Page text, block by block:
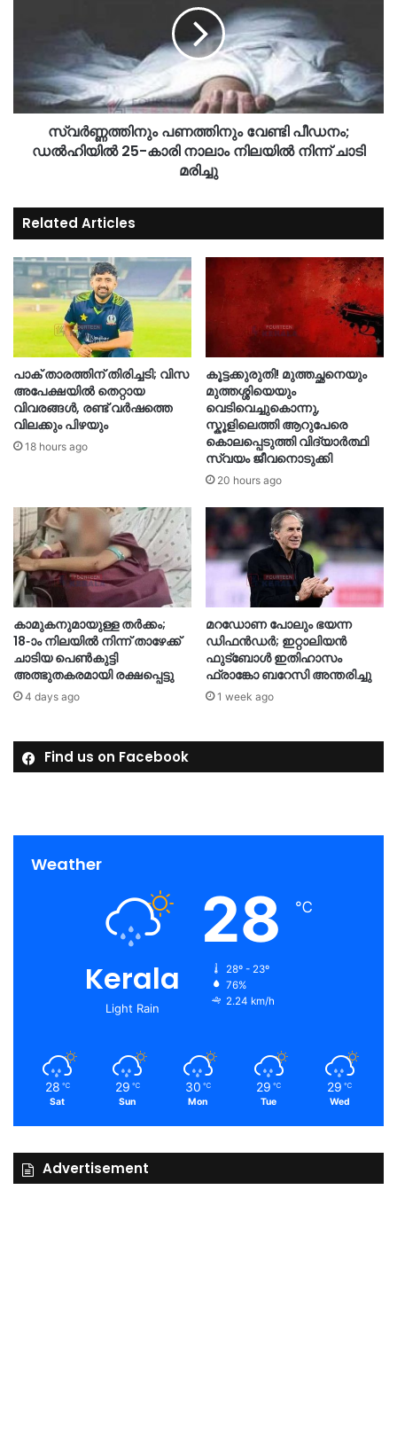
സ്വർണ്ണത്തിനും പണത്തിനും വേണ്ടി പീഡനം;
ഡൽഹിയിൽ 25-കാരി നാലാം നിലയിൽ നിന്ന് ചാടി
മരിച്ചു
Related Articles
പാക് താരത്തിന് തിരിച്ചടി; വിസ
അപേക്ഷയിൽ തെറ്റായ
വിവരങ്ങൾ, രണ്ട് വർഷത്തെ
വിലക്കും പിഴയും
18 hours ago
കൂട്ടക്കുരുതി! മുത്തച്ഛനെയും
മുത്തശ്ശിയെയും
വെടിവെച്ചുകൊന്നു,
സ്കൂളിലെത്തി ആറുപേരെ
കൊലപ്പെടുത്തി വിദ്യാ‍ർത്ഥി
സ്വയം ജീവനൊടുക്കി
20 hours ago
കാമുകനുമായുള്ള തർക്കം;
18-ാം നിലയിൽ നിന്ന് താഴേക്ക്
ചാടിയ പെൺകുട്ടി
അത്ഭുതകരമായി രക്ഷപ്പെട്ടു
4 days ago
മറഡോണ പോലും ഭയന്ന
ഡിഫൻഡർ; ഇറ്റാലിയൻ
ഫുട്ബോൾ ഇതിഹാസം
ഫ്രാങ്കോ ബറേസി അന്തരിച്ചു
1 week ago
Find us on Facebook
Weather
Kerala
Light Rain
28 ℃
28º - 23º
76%
2.24 km/h
28 ℃
Sat
29 ℃
Sun
30 ℃
Mon
29 ℃
Tue
29 ℃
Wed
Advertisement